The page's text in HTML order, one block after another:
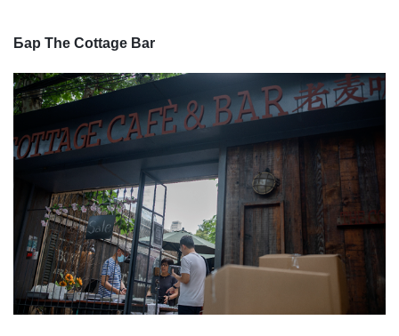
Бар The Cottage Bar